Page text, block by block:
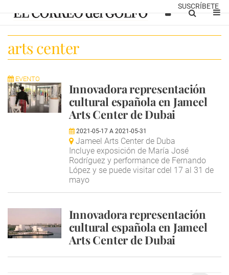
SUSCRÍBETE
arts center
EVENTO
Innovadora representación
cultural española en Jameel
Arts Center de Dubai
2021-05-17A 2021-05-31
Jameel Arts Center de Duba
Incluye exposición de María José
Rodríguez y performance de Fernando
López y se puede visitar cdel 17 al 31 de
mayo
Innovadora representación
cultural española en Jameel
Arts Center de Dubai